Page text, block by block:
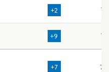
+2 72
+9 77
+7 78